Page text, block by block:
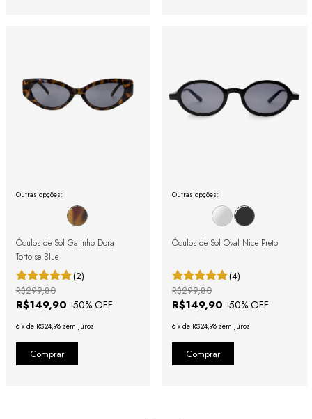
Outras opções:
Óculos de Sol Gatinho Dora
Tortoise Blue
(2)
R$149,90 -50% OFF
R$299,80
6 x de R$24,98 sem juros
Outras opções:
Óculos de Sol Oval Nice Preto
(4)
R$149,90 -50% OFF
R$299,80
6 x de R$24,98 sem juros